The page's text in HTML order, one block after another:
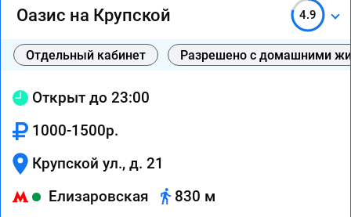
Оазис на Крупской 4.9
Отдельный кабинет Разрешено с домашними
Открыт до 23:00
1000-1500р.
Крупской ул., д. 21
Елизаровская
830 м